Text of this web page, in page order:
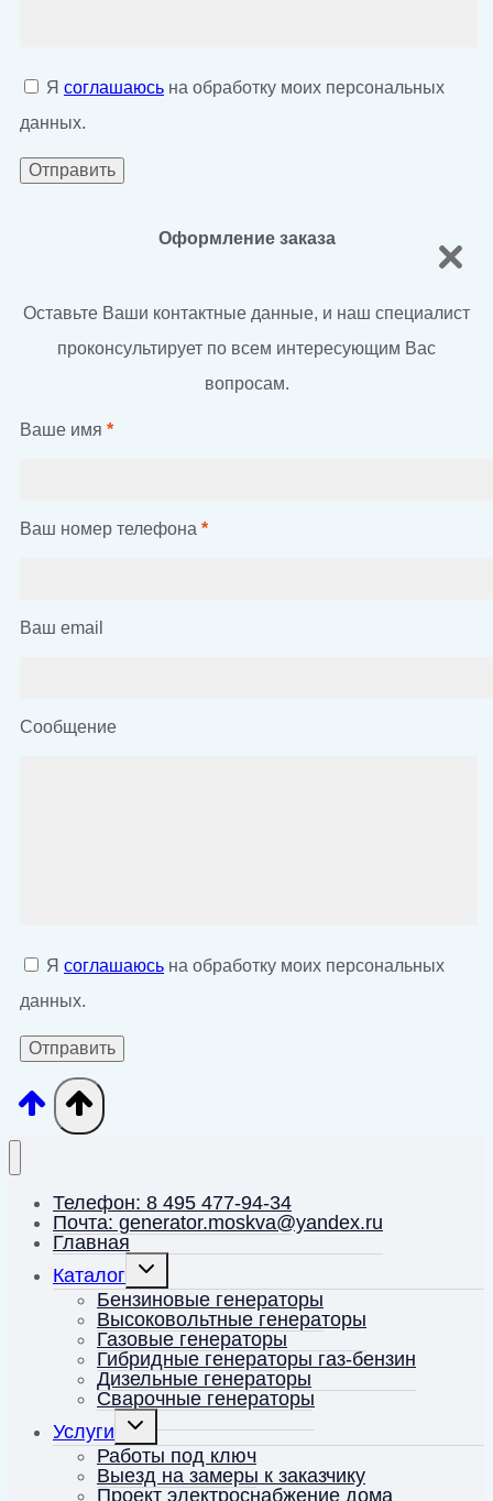
Я соглашаюсь на обработку моих персональных
данных.
Оформление заказа
Оставьте Ваши контактные данные, и наш специалист
проконсультирует по всем интересующим Вас
вопросам.
Ваше имя *
Ваш номер телефона *
Ваш email
Сообщение
Я соглашаюсь на обработку моих персональных
данных.
Телефон: 8 495 477-94-34
Почта: generator.moskva@yandex.ru
Главная
Каталог
Переключить
меню
Бензиновые генераторы
Высоковольтные генераторы
Газовые генераторы
Гибридные генераторы газ-бензин
Дизельные генераторы
Сварочные генераторы
Услуги
Переключить
дочернее
меню
Работы под ключ
Выезд на замеры к заказчику
Проект электроснабжение дома